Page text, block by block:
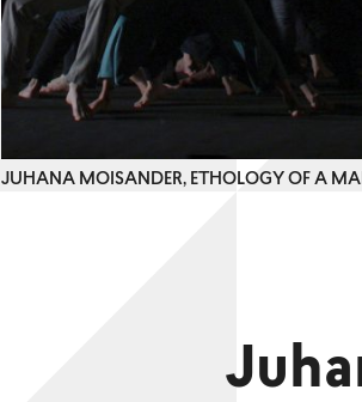
JUHANA MOISANDER, ETHOLOGY OF A